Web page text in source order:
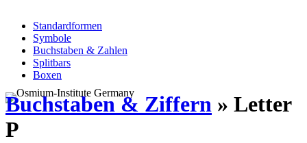
Standardformen
Symbole
Buchstaben & Zahlen
Splitbars
Boxen
Buchstaben & Ziffern » Letter
P